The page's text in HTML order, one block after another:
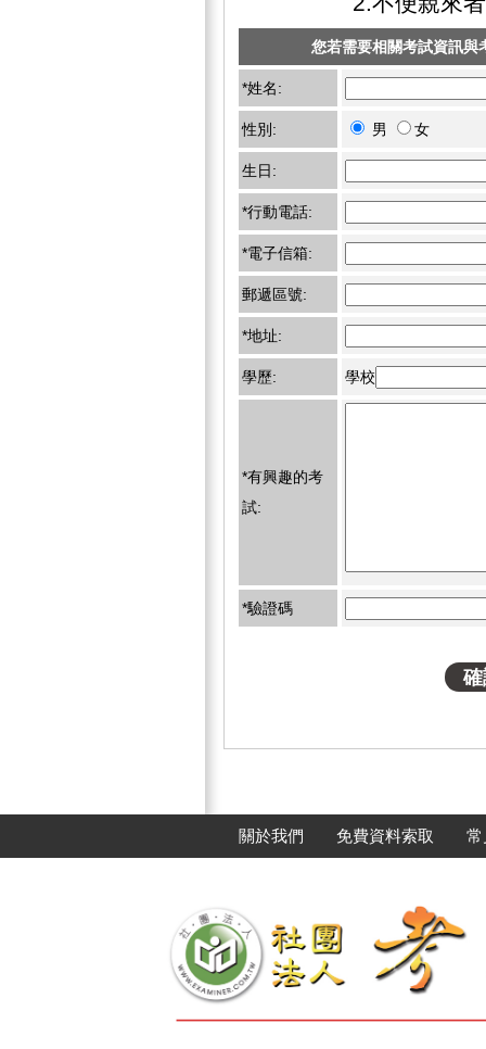
您若需要相關考試資訊與
*姓名:
性別: 男 女
生日:
*行動電話:
*電子信箱:
郵遞區號:
*地址:
學歷: 學校
*有興趣的考
試:
*驗證碼
關於我們 免費資料索取 常